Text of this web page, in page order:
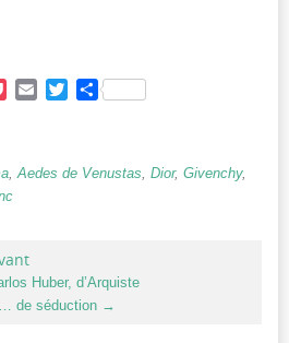
PocketEmailTwitterPartager
,Aedes de Venustas, Dior, Givenchy,
Huber, d’Arquiste
de séduction →